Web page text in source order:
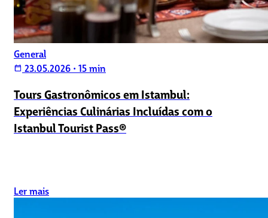
General
calendar_today 23.05.2026 • 15 min
Tours Gastronômicos em Istambul:
Experiências Culinárias Incluídas com o
Istanbul Tourist Pass®
Ler mais